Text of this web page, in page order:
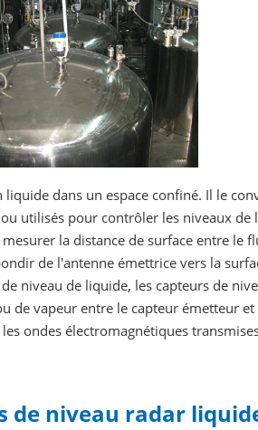
dans un espace confiné. Il le
utilisés pour contrôler les niveaux de
la distance de surface entre le
de l'antenne émettrice vers la
niveau de liquide, les capteurs de
de vapeur entre le capteur émetteur
ondes électromagnétiques
de niveau radar